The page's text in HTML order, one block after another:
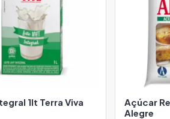
1lt Terra Viva
Açúcar
Alegre